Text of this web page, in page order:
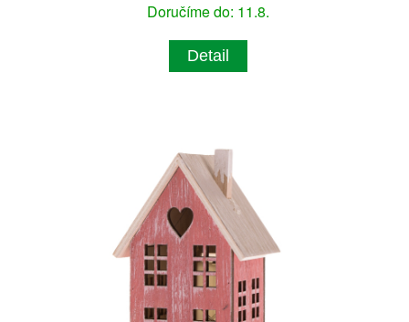
Doručíme do: 11.8.
Detail